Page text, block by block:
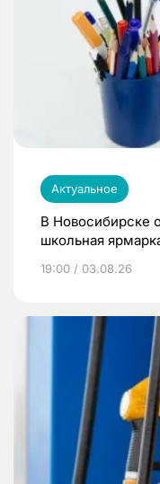
Актуальное
В Новосибирске
школьная
19:00 / 03.08.26